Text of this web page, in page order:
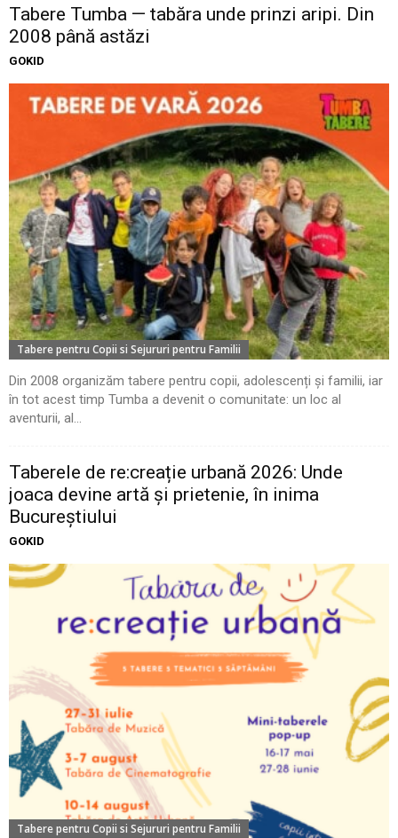
Tabere Tumba — tabăra unde prinzi aripi. Din
2008 până astăzi
GOKID
Tabere pentru Copii si Sejururi pentru Familii
Din 2008 organizăm tabere pentru copii, adolescenți și familii, iar
în tot acest timp Tumba a devenit o comunitate: un loc al
aventurii, al...
Taberele de re:creație urbană 2026: Unde
joaca devine artă și prietenie, în inima
Bucureștiului
GOKID
Tabere pentru Copii si Sejururi pentru Familii